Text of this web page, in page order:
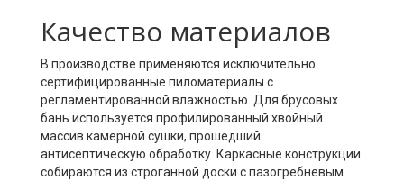
Качество материалов
В производстве применяются исключительно
сертифицированные пиломатериалы с
регламентированной влажностью. Для брусовых
бань используется профилированный хвойный
массив камерной сушки, прошедший
антисептическую обработку. Каркасные конструкции
собираются из строганной доски с пазогребневым